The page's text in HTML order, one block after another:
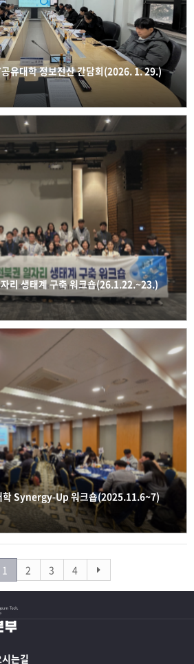
유대학 정보전산 간담회(2026. 1. 29.)
리 생태계 구축 워크숍(26.1.22.~23.)
학 Synergy-Up 워크숍(2025.11.6~7)
1 2 3 4
는길